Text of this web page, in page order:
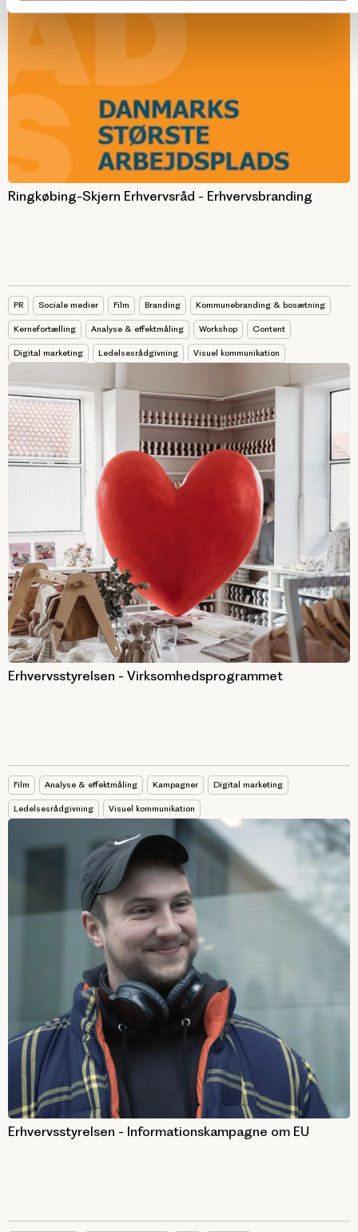
Ringkøbing-Skjern Erhvervsråd - Erhvervsbranding
PR Sociale medier Film Branding Kommunebranding & bosætning
Kernefortælling Analyse & effektmåling Workshop Content
Digital marketing Ledelsesrådgivning Visuel kommunikation
Erhvervsstyrelsen - Virksomhedsprogrammet
Film Analyse & effektmåling Kampagner Digital marketing
Ledelsesrådgivning Visuel kommunikation
Erhvervsstyrelsen - Informationskampagne om EU